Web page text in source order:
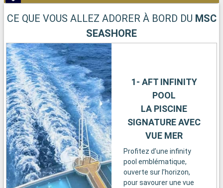
CE QUE VOUS ALLEZ ADORER À BORD DU MSC
SEASHORE
1- AFT INFINITY
POOL
LA PISCINE
SIGNATURE AVEC
VUE MER
Profitez d’une infinity
pool emblématique,
ouverte sur l’horizon,
pour savourer une vue